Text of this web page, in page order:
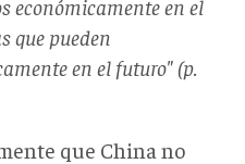
económicamente en el
que pueden
en el futuro" (p.
que China no